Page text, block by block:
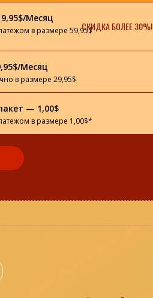
Месяц
в размере 59,95$СКИДКА БОЛЕЕ 30%!
Месяц
в размере 29,95$
— 1,00$
в размере 1,00$*